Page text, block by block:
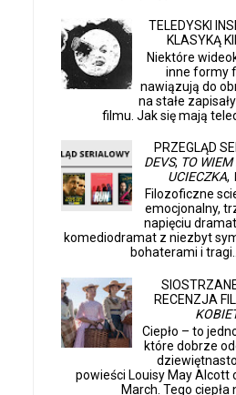
TELEDYSKI
KLASYKĄ
Niektóre
inne formy
nawiązują do
na stałe
filmu. Jak się mają
PRZEGLĄD
DEVS, TO
UCIECZKA,
Filozoficzne
emocjonalny,
napięciu
komediodramat z niezbyt
bohaterami i
RECENZJA
Ciepło – to
które dobrze
powieści Louisy May Alcott
March. Tego ciepła